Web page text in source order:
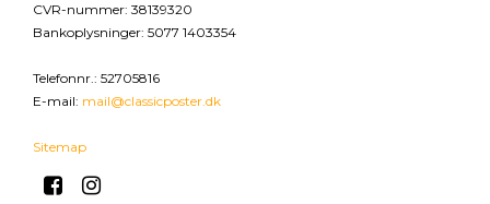
CVR-nummer: 38139320
Bankoplysninger: 5077 1403354
Telefonnr.: 52705816
E-mail: mail@classicposter.dk
Sitemap